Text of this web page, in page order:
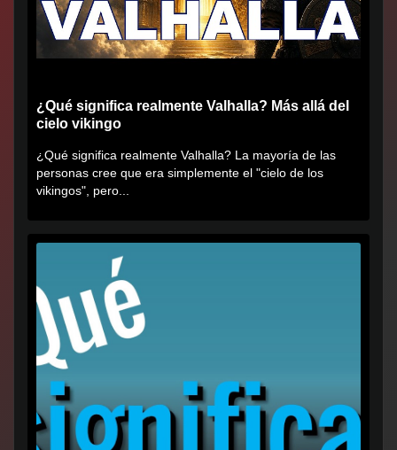
¿Qué significa realmente Valhalla? Más allá del
cielo vikingo
¿Qué significa realmente Valhalla? La mayoría de las
personas cree que era simplemente el "cielo de los
vikingos", pero...